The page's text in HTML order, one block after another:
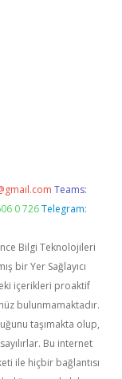
Teams:
0 726 Telegram:
Bilgi Teknolojileri
bir Yer Sağlayıcı
içerikleri proaktif
bulunmamaktadır.
taşımakta olup,
Bu internet
ile hiçbir bağlantısı